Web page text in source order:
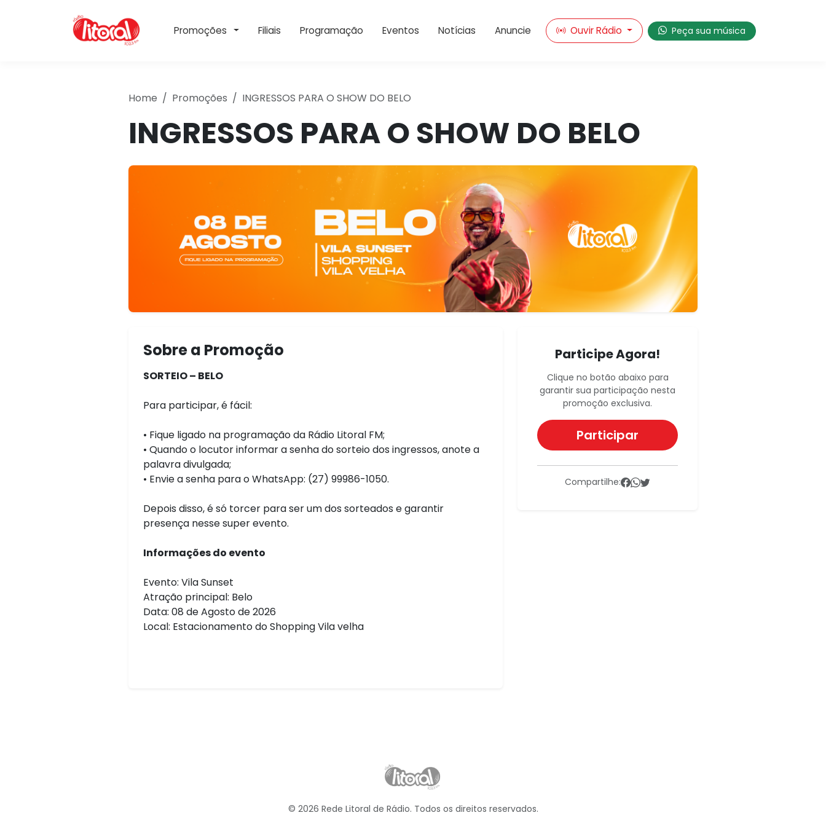
Promoções Toggle Dropdown
Filiais Programação Eventos Notícias Anuncie Ouvir Rádio Peça sua música
Home Promoções INGRESSOS PARA O SHOW DO BELO
INGRESSOS PARA O SHOW DO BELO
Sobre a Promoção
SORTEIO – BELO
Para participar, é fácil:
• Fique ligado na programação da Rádio Litoral FM;
• Quando o locutor informar a senha do sorteio dos ingressos, anote a
palavra divulgada;
• Envie a senha para o WhatsApp: (27) 99986-1050.
Depois disso, é só torcer para ser um dos sorteados e garantir
presença nesse super evento.
Informações do evento
Evento: Vila Sunset
Atração principal: Belo
Data: 08 de Agosto de 2026
Local: Estacionamento do Shopping Vila velha
Participe Agora!
Clique no botão abaixo para
garantir sua participação nesta
promoção exclusiva.
Participar
Compartilhe:
© 2026 Rede Litoral de Rádio. Todos os direitos reservados.